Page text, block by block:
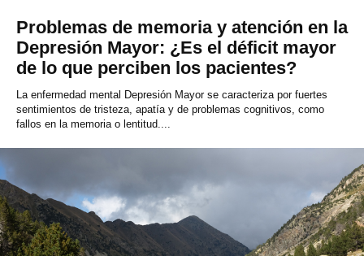
Problemas de memoria y atención en la
Depresión Mayor: ¿Es el déficit mayor
de lo que perciben los pacientes?
La enfermedad mental Depresión Mayor se caracteriza por fuertes
sentimientos de tristeza, apatía y de problemas cognitivos, como
fallos en la memoria o lentitud....